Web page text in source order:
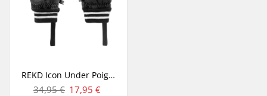
REKD Icon Under Poignet Gants De Ski
34,95 € 17,95 €